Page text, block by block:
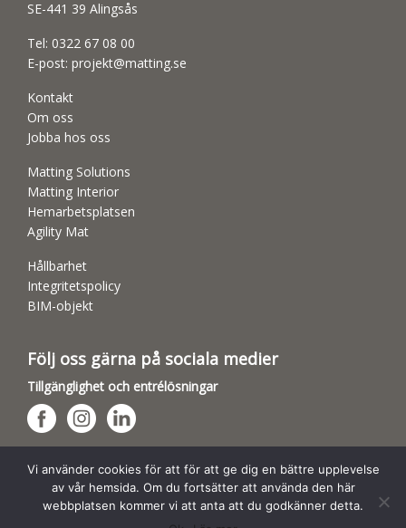
SE-441 39 Alingsås
Tel: 0322 67 08 00
E-post: projekt@matting.se
Kontakt
Om oss
Jobba hos oss
Matting Solutions
Matting Interior
Hemarbetsplatsen
Agility Mat
Hållbarhet
Integritetspolicy
BIM-objekt
Följ oss gärna på sociala medier
Tillgänglighet och entrélösningar
Hundsporthallar
Vi använder cookies för att för att ge dig en bättre upplevelse
av vår hemsida. Om du fortsätter att använda den här
webbplatsen kommer vi att anta att du godkänner detta.